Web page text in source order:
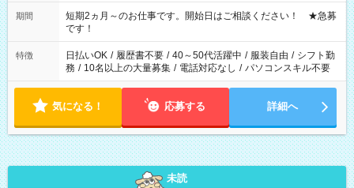
ただけます！ 【シフト固定もOK】★家庭の都合でお休みが必要
な場合も遠慮なくご相談ください。 ※週最低15時間以上の勤務
が必要です
期間
短期2ヵ月～のお仕事です。開始日はご相談ください！ ★急募
です！
特徴 日払いOK / 履歴書不要 / 40～50代活躍中 / 服装自由 / シフト勤
務 / 10名以上の大量募集 / 電話対応なし / パソコンスキル不要
気になる！ 応募する 詳細へ
未読